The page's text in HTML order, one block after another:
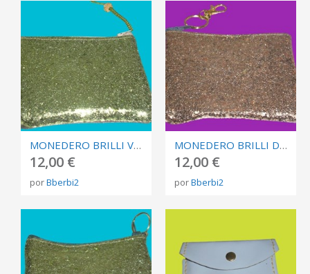
MONEDERO BRILLI VERDE Y CAMUFLAJE
12,00 €
porBberbi2
MONEDERO BRILLI DORADO Y CAMUFLAJE
12,00 €
porBberbi2